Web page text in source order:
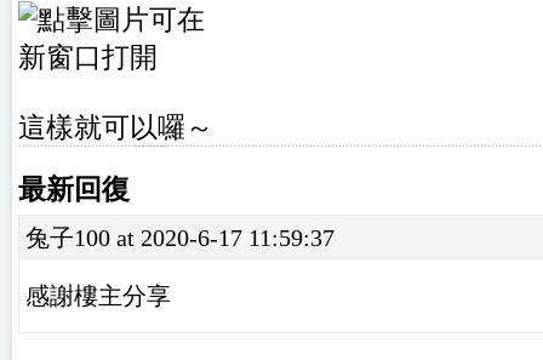
這樣就可以囉～
最新回復
兔子100 at 2020-6-17 11:59:37
感謝樓主分享